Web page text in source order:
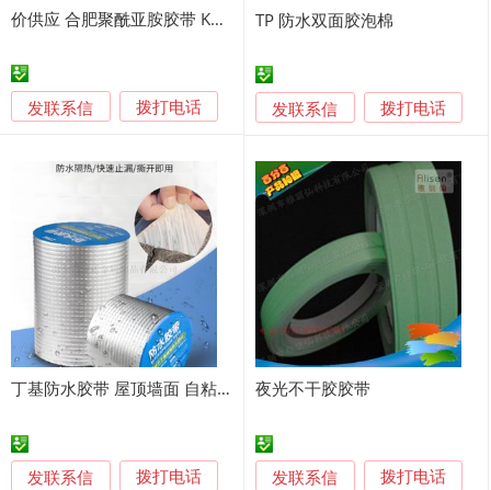
价供应 合肥聚酰亚胺胶带 KAPTON胶带
发联系信 拨打电话
TP 防水双面胶泡棉
发联系信 拨打电话
丁基防水胶带 屋顶墙面 自粘耐用
发联系信 拨打电话
夜光不干胶胶带
发联系信 拨打电话